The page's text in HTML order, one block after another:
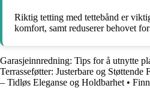
Riktig tetting med tettebånd er
komfort, samt reduserer behovet
Garasjeinnredning: Tips for å utnytte
Terrasseføtter: Justerbare og Støttende
– Tidløs Eleganse og Holdbarhet •